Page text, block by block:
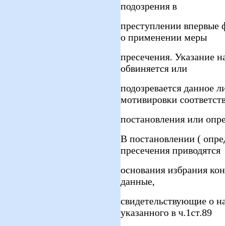
подозрения в
преступлении впервые
о применении меры
пресечения. Указание
обвиняется или
подозревается данное
мотивировки
постановления или
В постановлении (
пресечения приводятся
основания избрания
данные,
свидетельствующие о
указанного в ч.1ст.89